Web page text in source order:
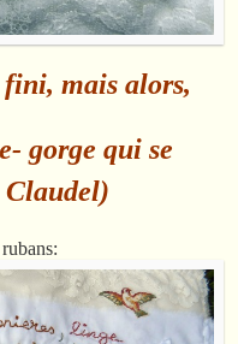
mais alors,
gorge qui se